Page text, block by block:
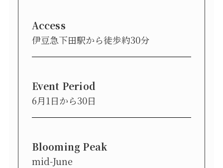
Access
伊豆急下田駅から徒歩約30分
Event Period
6月1日から30日
Blooming Peak
mid-June